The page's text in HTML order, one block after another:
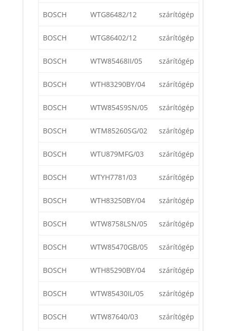
BOSCH WTG86482/12 szárítógép
BOSCH WTG86402/12 szárítógép
BOSCH WTW85468II/05 szárítógép
BOSCH WTH83290BY/04 szárítógép
BOSCH WTW854S9SN/05 szárítógép
BOSCH WTM85260SG/02 szárítógép
BOSCH WTU879MFG/03 szárítógép
BOSCH WTYH7781/03 szárítógép
BOSCH WTH83250BY/04 szárítógép
BOSCH WTW8758LSN/05 szárítógép
BOSCH WTW85470GB/05 szárítógép
BOSCH WTH85290BY/04 szárítógép
BOSCH WTW85430IL/05 szárítógép
BOSCH WTW87640/03 szárítógép